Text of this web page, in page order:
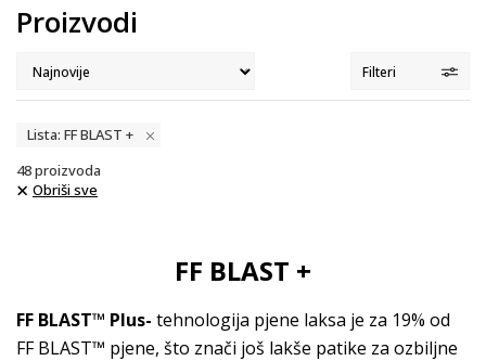
Proizvodi
Filteri
Lista: FF BLAST +
48proizvoda
Obriši sve
FF BLAST +
FF BLAST™ Plus- tehnologija pjene laksa je za 19% od
FF BLAST™ pjene, što znači još lakše patike za ozbiljne